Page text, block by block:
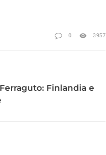
0 3957
Finlandia e